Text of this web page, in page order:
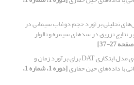
تحلیلی برآورد حجم دوغاب سیمانی در
تزریق در سدهای سیمره و تالوار
ارائه‌ی مدل ابتکاری DAT برای برآورد زمان و
با داده‌های حین حفاری [دوره 1، شماره 1،